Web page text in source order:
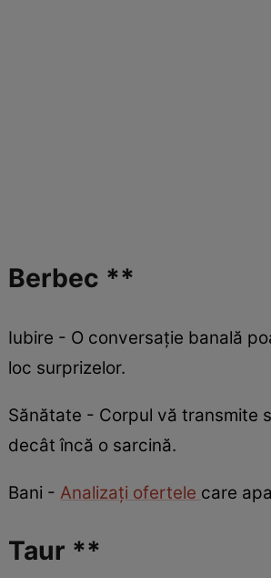
Berbec **
Iubire - O conversație banală
loc surprizelor.
Sănătate - Corpul vă transmite
decât încă o sarcină.
Bani - Analizați ofertele care
Taur **